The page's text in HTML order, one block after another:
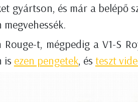
gyártson, és már a belépő
t, mégpedig a V1-S
is ezen pengetek, és teszt